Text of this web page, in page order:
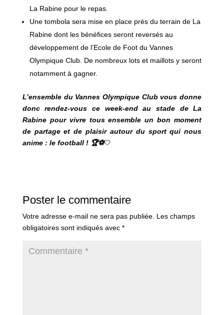
La Rabine pour le repas.
Une tombola sera mise en place près du terrain de La
Rabine dont les bénéfices seront reversés au
développement de l’Ecole de Foot du Vannes
Olympique Club. De nombreux lots et maillots y seront
notamment à gagner.
L’ensemble du Vannes Olympique Club vous donne
donc rendez-vous ce week-end au stade de La
Rabine pour vivre tous ensemble un bon moment
de partage et de plaisir autour du sport qui nous
anime : le football ! 🏆⚽️🤍
Poster le commentaire
Votre adresse e-mail ne sera pas publiée. Les champs
obligatoires sont indiqués avec *